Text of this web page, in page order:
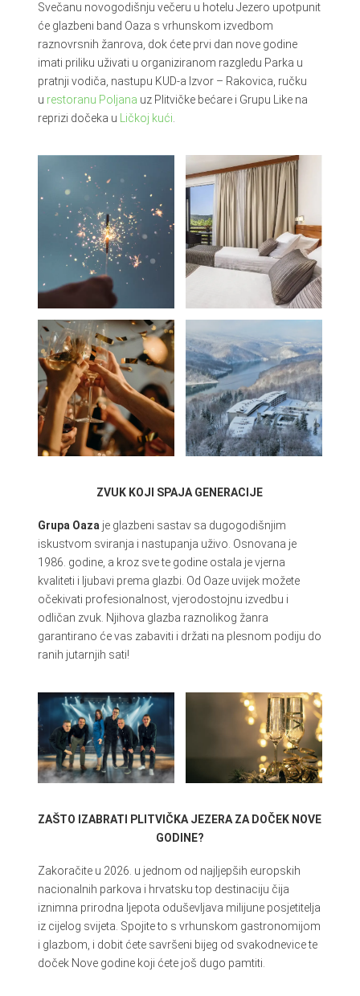
Svečanu novogodišnju večeru u hotelu Jezero upotpunit
će glazbeni band Oaza s vrhunskom izvedbom
raznovrsnih žanrova, dok ćete prvi dan nove godine
imati priliku uživati u organiziranom razgledu Parka u
pratnji vodiča, nastupu KUD-a Izvor – Rakovica, ručku
u restoranu Poljana uz Plitvičke bećare i Grupu Like na
reprizi dočeka u Ličkoj kući.
ZVUK KOJI SPAJA GENERACIJE
Grupa Oaza je glazbeni sastav sa dugogodišnjim
iskustvom sviranja i nastupanja uživo. Osnovana je
1986. godine, a kroz sve te godine ostala je vjerna
kvaliteti i ljubavi prema glazbi. Od Oaze uvijek možete
očekivati profesionalnost, vjerodostojnu izvedbu i
odličan zvuk. Njihova glazba raznolikog žanra
garantirano će vas zabaviti i držati na plesnom podiju do
ranih jutarnjih sati!
ZAŠTO IZABRATI PLITVIČKA JEZERA ZA DOČEK NOVE
GODINE?
Zakoračite u 2026. u jednom od najljepših europskih
nacionalnih parkova i hrvatsku top destinaciju čija
iznimna prirodna ljepota oduševljava milijune posjetitelja
iz cijelog svijeta. Spojite to s vrhunskom gastronomijom
i glazbom, i dobit ćete savršeni bijeg od svakodnevice te
doček Nove godine koji ćete još dugo pamtiti.